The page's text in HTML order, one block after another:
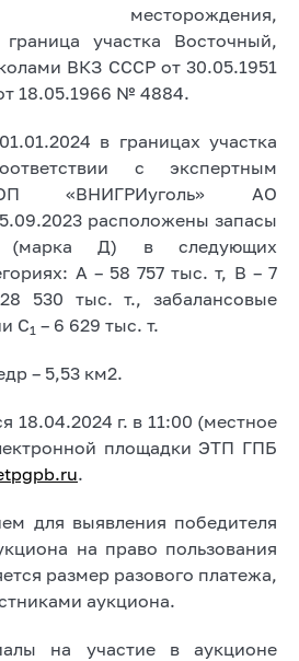
месторождения,
участка Восточный,
ВКЗ СССР от 30.05.1951
18.05.1966 № 4884.
в границах участка
с экспертным
«ВНИГРИуголь» АО
расположены запасы
(марка Д) в следующих
А – 58 757 тыс. т, В – 7
530 тыс. т., забалансовые
С1 – 6 629 тыс. т.
– 5,53 км2.
18.04.2024 г. в 11:00 (местное
площадки ЭТП ГПБ
.
для выявления победителя
на право пользования
размер разового платежа,
аукциона.
на участие в аукционе